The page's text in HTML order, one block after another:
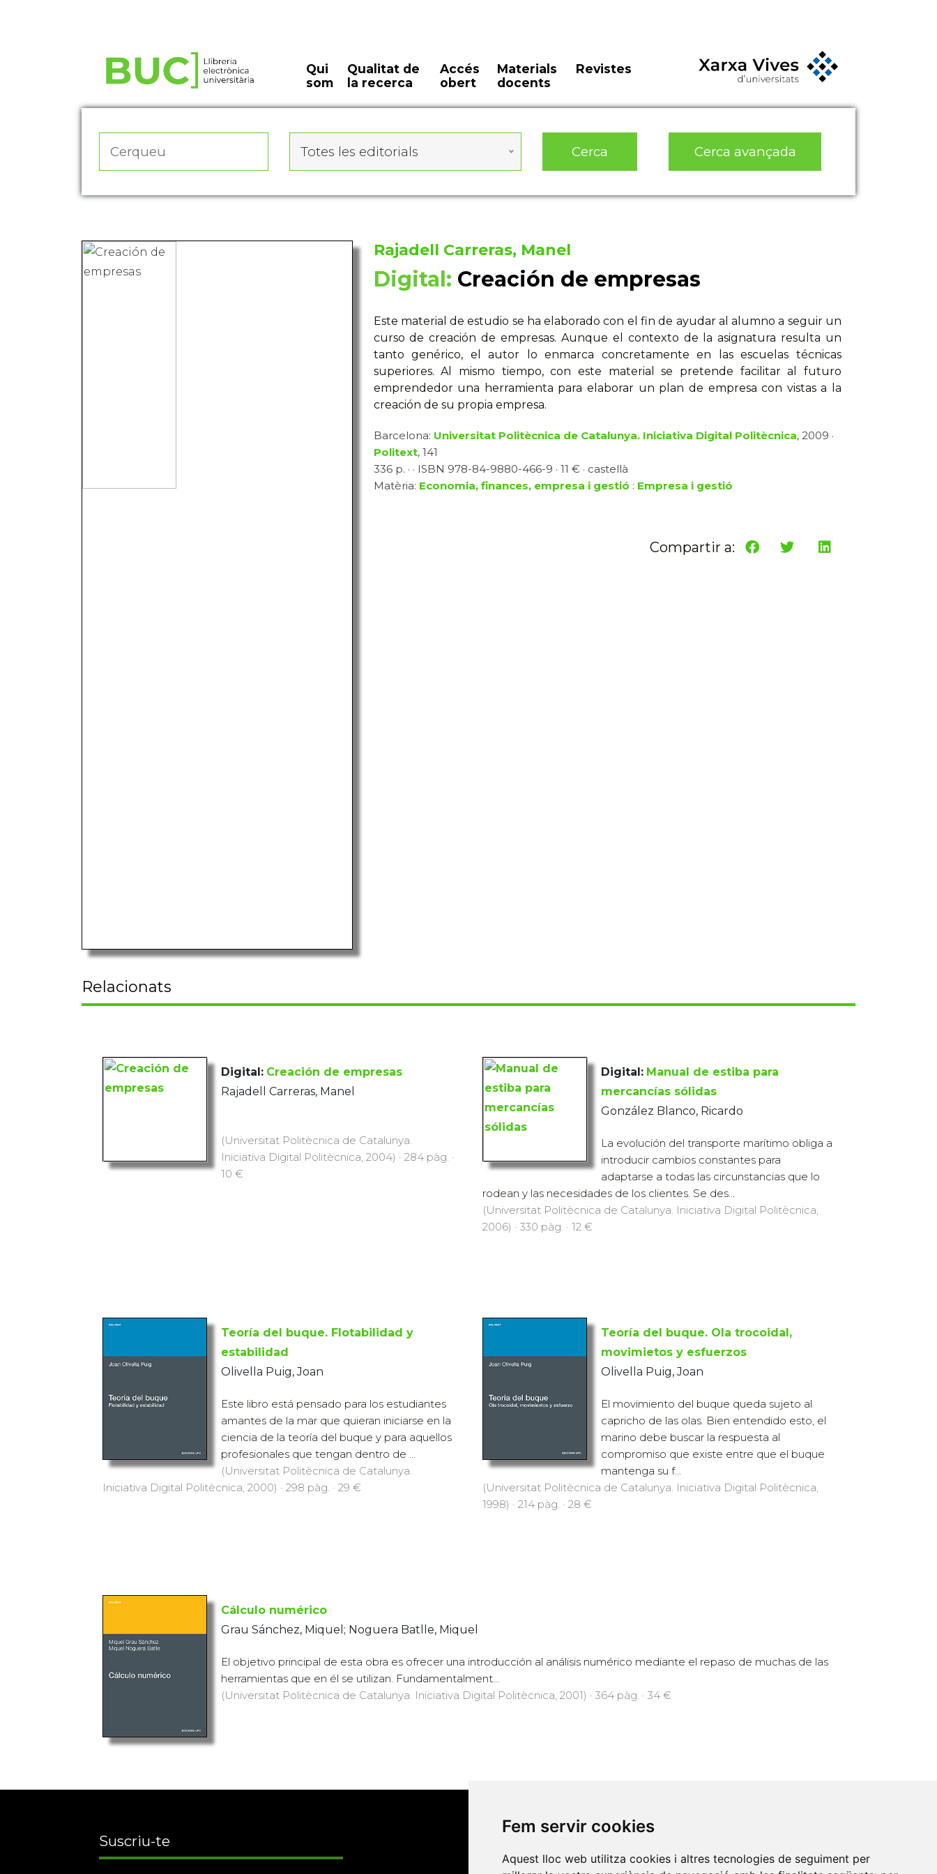
Fem servir cookies
Aquest lloc web utilitza cookies i altres tecnologies de seguiment per
Qui
som
Qualitat de
la recerca
Accés
obert
Materials
docents
Revistes
Totes les editorials Cerca Cerca avançada
Rajadell Carreras, Manel
Digital: Creación de empresas
Este material de estudio se ha elaborado con el fin de ayudar al alumno a seguir un
curso de creación de empresas. Aunque el contexto de la asignatura resulta un
tanto genérico, el autor lo enmarca concretamente en las escuelas técnicas
superiores. Al mismo tiempo, con este material se pretende facilitar al futuro
emprendedor una herramienta para elaborar un plan de empresa con vistas a la
creación de su propia empresa.
Barcelona: Universitat Politècnica de Catalunya. Iniciativa Digital Politècnica, 2009 ·
Politext, 141
336 p. · · ISBN 978-84-9880-466-9 · 11 € · castellà
Matèria: Economia, finances, empresa i gestió : Empresa i gestió
Compartir a:
Relacionats
Digital: Creación de empresas
Rajadell Carreras, Manel
(Universitat Politècnica de Catalunya.
Iniciativa Digital Politècnica, 2004) · 284 pàg. ·
10 €
Digital: Manual de estiba para
mercancías sólidas
González Blanco, Ricardo
La evolución del transporte marítimo obliga a
introducir cambios constantes para
adaptarse a todas las circunstancias que lo
rodean y las necesidades de los clientes. Se des...
(Universitat Politècnica de Catalunya. Iniciativa Digital Politècnica,
2006) · 330 pàg. · 12 €
Teoría del buque. Flotabilidad y
estabilidad
Olivella Puig, Joan
Este libro está pensado para los estudiantes
amantes de la mar que quieran iniciarse en la
ciencia de la teoría del buque y para aquellos
profesionales que tengan dentro de ...
(Universitat Politècnica de Catalunya.
Iniciativa Digital Politècnica, 2000) · 298 pàg. · 29 €
Teoría del buque. Ola trocoidal,
movimietos y esfuerzos
Olivella Puig, Joan
El movimiento del buque queda sujeto al
capricho de las olas. Bien entendido esto, el
marino debe buscar la respuesta al
compromiso que existe entre que el buque
mantenga su f...
(Universitat Politècnica de Catalunya. Iniciativa Digital Politècnica,
1998) · 214 pàg. · 28 €
Cálculo numérico
Grau Sánchez, Miquel; Noguera Batlle, Miquel
El objetivo principal de esta obra es ofrecer una introducción al análisis numérico mediante el repaso de muchas de las
herramientas que en él se utilizan. Fundamentalment...
(Universitat Politècnica de Catalunya. Iniciativa Digital Politècnica, 2001) · 364 pàg. · 34 €
Suscriu-te